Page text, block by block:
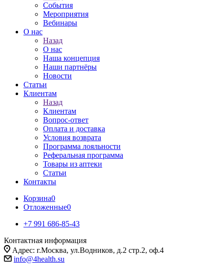
События
Мероприятия
Вебинары
О нас
Назад
О нас
Наша концепция
Наши партнёры
Новости
Статьи
Клиентам
Назад
Клиентам
Вопрос-ответ
Оплата и доставка
Условия возврата
Программа лояльности
Реферальная программа
Товары из аптеки
Статьи
Контакты
Корзина0
Отложенные0
+7 991 686-85-43
Контактная информация
Адрес: г.Москва, ул.Водников, д.2 стр.2, оф.4
info@4health.su